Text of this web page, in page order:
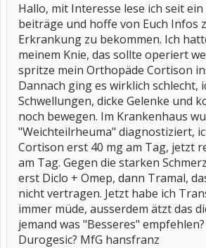
Hallo, mit Interesse lese ich seit
beiträge und hoffe von Euch Infos
Erkrankung zu bekommen. Ich
meinem Knie, das sollte operiert
spritze mein Orthopäde Cortison
Dannach ging es wirklich schlecht,
Schwellungen, dicke Gelenke und
noch bewegen. Im Krankenhaus
"Weichteilrheuma" diagnostiziert,
Cortison erst 40 mg am Tag, jetzt
am Tag. Gegen die starken
erst Diclo + Omep, dann Tramal,
nicht vertragen. Jetzt habe ich
immer müde, ausserdem ätzt das
jemand was "Besseres"
Durogesic? MfG hansfranz